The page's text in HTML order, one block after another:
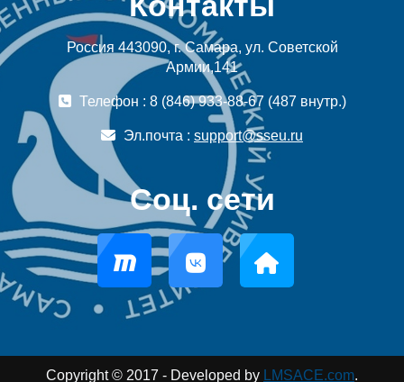
Россия 443090, г. Самара, ул. Советской
Армии,141
Телефон : 8 (846) 933-88-67 (487 внутр.)
Эл.почта : support@sseu.ru
Соц. сети
Copyright © 2017 - Developed by LMSACE.com.